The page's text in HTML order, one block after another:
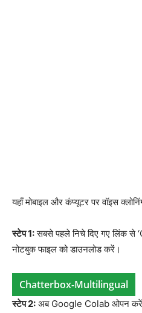
यहाँ मोबाइल और कंप्यूटर पर वॉइस
स्टेप 1:सबसे पहले निचे दिए गए लिंक
नोटबुक फाइल को डाउनलोड करें।
Chatterbox-Multilingual
स्टेप 2: अब Google Colab ओपन करें